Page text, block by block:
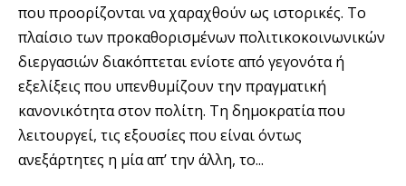
που προορίζονται να χαραχθούν ως ιστορικές. Το
πλαίσιο των προκαθορισμένων πολιτικοκοινωνικών
διεργασιών διακόπτεται ενίοτε από γεγονότα ή
εξελίξεις που υπενθυμίζουν την πραγματική
κανονικότητα στον πολίτη. Τη δημοκρατία που
λειτουργεί, τις εξουσίες που είναι όντως
ανεξάρτητες η μία απ’ την άλλη, το...